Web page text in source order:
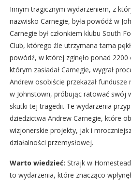
Innym tragicznym wydarzeniem, z
nazwisko Carnegie, była powódź w
Carnegie był członkiem klubu South
Club, którego źle utrzymana tama
powódź, w której zginęło ponad 2200
którym zasiadał Carnegie, wygrał
Andrew osobiście przekazał
w Johnstown, próbując ratować swój
skutki tej tragedii. Te wydarzenia
dziedzictwa Andrew Carnegie, które
wizjonerskie projekty, jak i
działalności przemysłowej.
Warto wiedzieć: Strajk w
to wydarzenia, które znacząco